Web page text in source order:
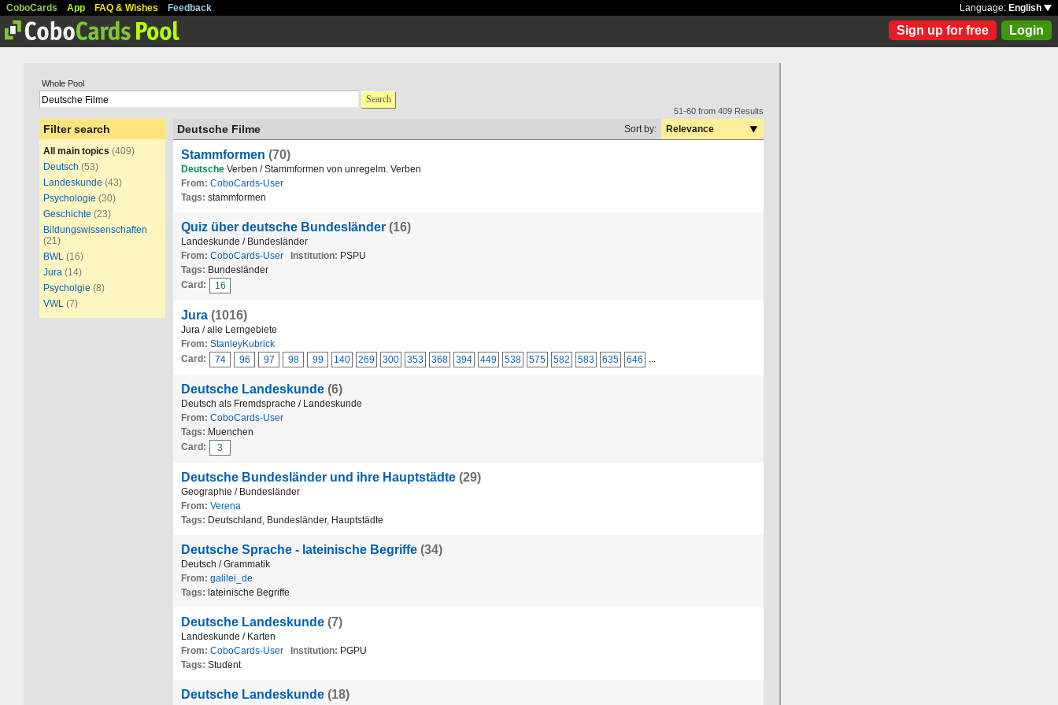
CoboCards App FAQ & Wishes Feedback Language: English
Sign up for free Login
Whole Pool
Search
Filter search
All main topics (409)
Deutsch (53)
Landeskunde (43)
Psychologie (30)
Geschichte (23)
Bildungswissenschaften
(21)
BWL (16)
Jura (14)
Psycholgie (8)
VWL (7)
51-60 from 409 Results
Deutsche Filme Sort by: Relevance
Stammformen (70)
Deutsche Verben / Stammformen von unregelm. Verben
From: CoboCards-User
Tags: stammformen
Quiz über deutsche Bundesländer (16)
Landeskunde / Bundesländer
From: CoboCards-User Institution: PSPU
Tags: Bundesländer
Card:
16
Jura (1016)
Jura / alle Lerngebiete
From: StanleyKubrick
Card:
74 96 97 98 99 140 269 300 353 368 394 449 538 575 582 583 635 646 ...
Deutsche Landeskunde (6)
Deutsch als Fremdsprache / Landeskunde
From: CoboCards-User
Tags: Muenchen
Card:
3
Deutsche Bundesländer und ihre Hauptstädte (29)
Geographie / Bundesländer
From: Verena
Tags: Deutschland, Bundesländer, Hauptstädte
Deutsche Sprache - lateinische Begriffe (34)
Deutsch / Grammatik
From: galilei_de
Tags: lateinische Begriffe
Deutsche Landeskunde (7)
Landeskunde / Karten
From: CoboCards-User Institution: PGPU
Tags: Student
Deutsche Landeskunde (18)